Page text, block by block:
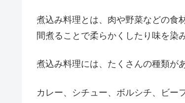
煮込み料理とは、肉や野菜などの食
間煮ることで柔らかくしたり味を染
煮込み料理には、たくさんの種類が
カレー、シチュー、ボルシチ、ビー